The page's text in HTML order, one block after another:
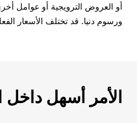
أو العروض الترويجية أو عوامل
ورسوم دنيا. قد تختلف الأسعار
الأمر أسهل داخل